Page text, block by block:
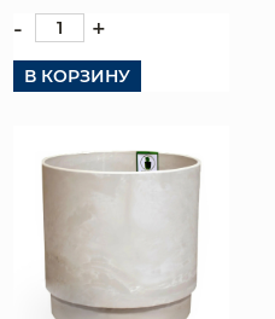
- +
В КОРЗИНУ